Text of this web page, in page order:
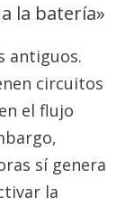
la batería»
antiguos.
circuitos
el flujo
sí genera
la